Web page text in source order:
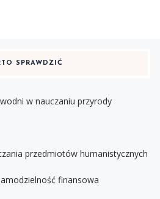
SPRAWDZIĆ
w nauczaniu przyrody
przedmiotów humanistycznych
finansowa